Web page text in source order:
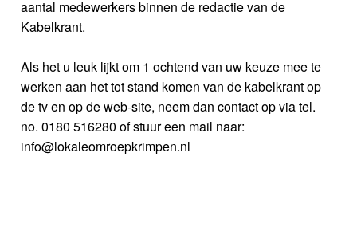
aantal medewerkers binnen de redactie van de
Kabelkrant.
Als het u leuk lijkt om 1 ochtend van uw keuze mee te
werken aan het tot stand komen van de kabelkrant op
de tv en op de web-site, neem dan contact op via tel.
no. 0180 516280 of stuur een mail naar:
info@lokaleomroepkrimpen.nl